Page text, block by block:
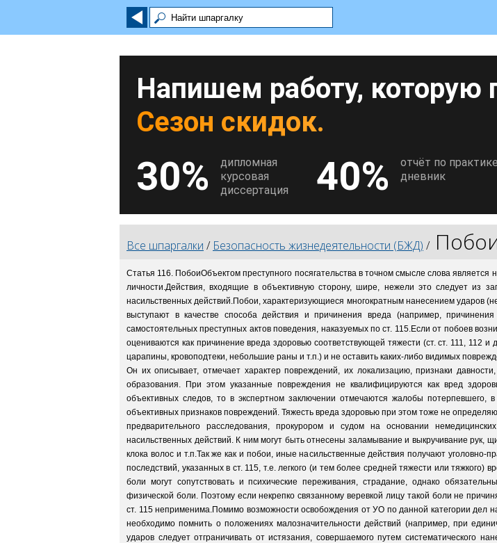
Напишем работу, которую
Сезон скидок.
30%
дипломная
курсовая
диссертация
40%
отчёт по практике
дневник
Все шпаргалки / Безопасность жизнедеятельности (БЖД) /
Статья 116. ПобоиОбъектом преступного посягательства в точном смысле слова
личности.Действия, входящие в объективную сторону, шире, нежели это следует из
насильственных действий.Побои, характеризующиеся многократным нанесением ударов
выступают в качестве способа действия и причинения вреда (например,
самостоятельных преступных актов поведения, наказуемых по ст. 115.Если от побоев
оцениваются как причинение вреда здоровью соответствующей тяжести (ст. ст. 111, 112
царапины, кровоподтеки, небольшие раны и т.п.) и не оставить каких-либо видимых
Он их описывает, отмечает характер повреждений, их локализацию, признаки
образования. При этом указанные повреждения не квалифицируются как вред
объективных следов, то в экспертном заключении отмечаются жалобы
объективных признаков повреждений. Тяжесть вреда здоровью при этом тоже не
предварительного расследования, прокурором и судом на основании
насильственных действий. К ним могут быть отнесены заламывание и выкручивание
клока волос и т.п.Так же как и побои, иные насильственные действия получают уголовно-
последствий, указанных в ст. 115, т.е. легкого (и тем более средней тяжести или
боли могут сопутствовать и психические переживания, страдание, однако
физической боли. Поэтому если некрепко связанному веревкой лицу такой боли не
ст. 115 неприменима.Помимо возможности освобождения от УО по данной категории дел
необходимо помнить о положениях малозначительности действий (например, при
ударов следует отграничивать от истязания, совершаемого путем систематического